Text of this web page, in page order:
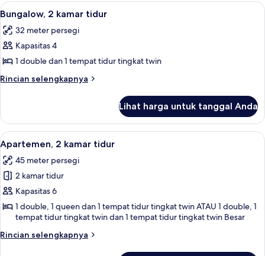
kamar
tidur
Lihat
semua
foto
untuk
Bungalow,
2
Tirai kedap cahaya dan tempat tidur
23
Bungalow, 2 kamar tidur
32 meter persegi
Kapasitas 4
1 double dan 1 tempat tidur tingkat twin
Rincian selengkapnya
Rincian
Bungalow,
kamar
tidur
Lihat harga untuk tanggal Anda
Lihat
semua
foto
untuk
Apartemen,
2
kamar
tidur
Apartemen, 2 kamar tidur | Tirai
30
Apartemen, 2 kamar tidur
45 meter persegi
2 kamar tidur
Kapasitas 6
1 double, 1 queen dan 1 tempat tidur tingkat twin ATAU 1 double, 1
tempat tidur tingkat twin dan 1 tempat tidur tingkat twin Besar
Rincian selengkapnya
Rincian